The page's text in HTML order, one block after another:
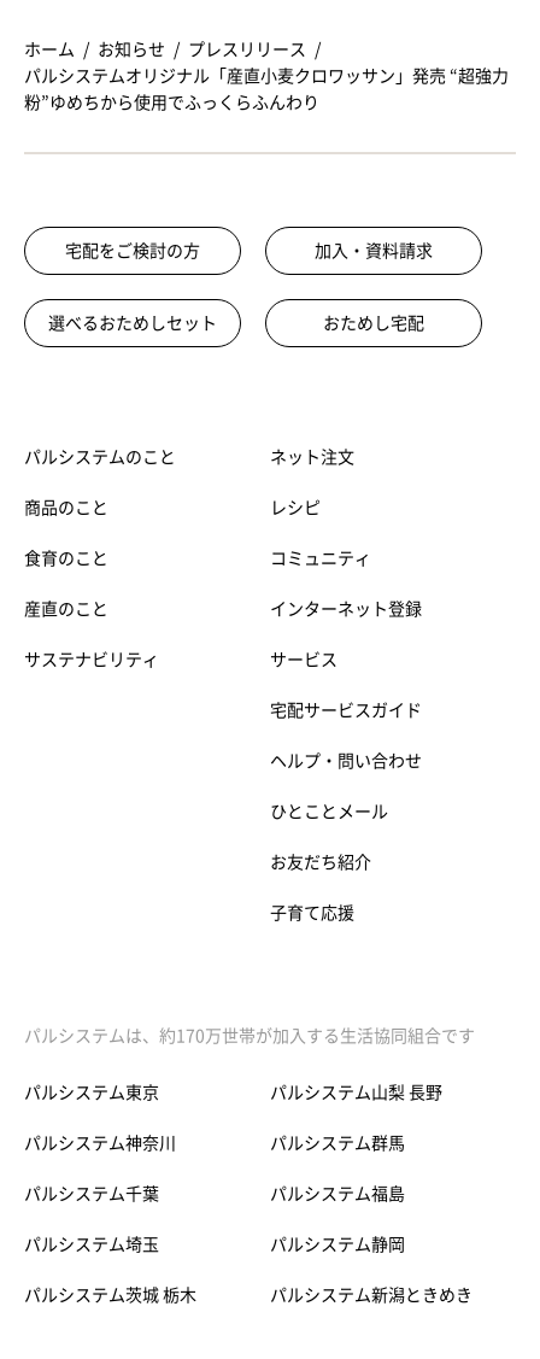
ホーム お知らせ
プレスリリース
パルシステムオリジナル「産直小麦クロワッサン」発売 “超強力
粉”ゆめちから使用でふっくらふんわり
宅配をご検討の方 加入・資料請求
選べるおためしセット おためし宅配
パルシステムのこと
商品のこと
食育のこと
産直のこと
サステナビリティ
ネット注文
レシピ
コミュニティ
インターネット登録
サービス
宅配サービスガイド
ヘルプ・問い合わせ
ひとことメール
お友だち紹介
子育て応援
パルシステムは、約170万世帯が加入する生活協同組合です
パルシステム東京
パルシステム神奈川
パルシステム千葉
パルシステム埼玉
パルシステム茨城 栃木
パルシステム山梨 長野
パルシステム群馬
パルシステム福島
パルシステム静岡
パルシステム新潟ときめき